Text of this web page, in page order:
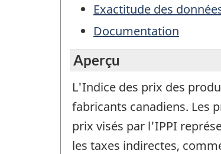
Exactitude des
Documentation
Aperçu
L'Indice des prix des
fabricants canadiens. Les
prix visés par l'IPPI
les taxes indirectes,